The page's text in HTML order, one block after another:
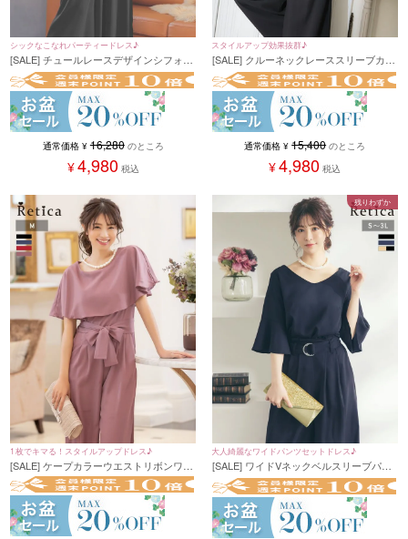
シックなこなれパーティードレス♪
[SALE] チュールレースデザインシフォン
ギャザーワイドパンツ五分袖パーティー
ドレス (Sサイズ～4Lサイズ)[Retica/レテ
ィカ]
通常価格 ¥ 16,280 のところ
¥4,980 税込
スタイルアップ効果抜群♪
[SALE] クルーネックレーススリーブカシ
ュクール風オールインワンパーティード
レス (Sサイズ～4Lサイズ) (小澤美里)
通常価格 ¥ 15,400 のところ
¥4,980 税込
1枚でキマる！スタイルアップドレス♪
[SALE] ケープカラーウエストリボンワイ
ドパンツプチプラパーティードレス (Mサ
イズ)
大人綺麗なワイドパンツセットドレス♪
[SALE] ワイドVネックベルスリーブパン
ツセットアップパーティードレス (Sサイ
ズ～XXLサイズ)
残りわずか